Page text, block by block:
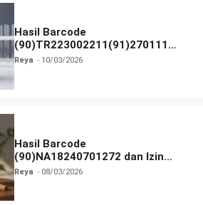
Hasil Barcode
(90)TR223002211(91)270111
dan Izin BPOM
Reya 10/03/2026
Hasil Barcode
(90)NA18240701272 dan Izin
BPOM
Reya 08/03/2026